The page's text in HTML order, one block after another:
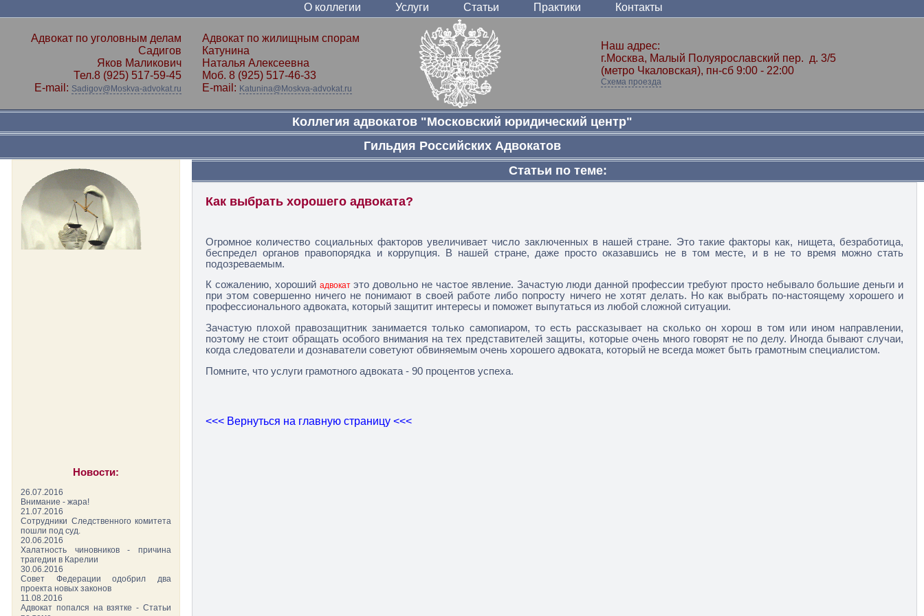
О коллегии Услуги Статьи Практики Контакты
Адвокат по уголовным делам
Садигов
Яков Маликович
Тел.8 (925) 517-59-45
E-mail: Sadigov@Moskva-advokat.ru
Адвокат по жилищным спорам
Катунина
Наталья Алексеевна
Моб. 8 (925) 517-46-33
E-mail: Katunina@Moskva-advokat.ru
Наш адрес:
г.Москва, Малый Полуярославский пер. д. 3/5
(метро Чкаловская), пн-сб 9:00 - 22:00
Схема проезда
Коллегия адвокатов "Московский юридический центр"
Гильдия Российских Адвокатов
Новости:
26.07.2016
Внимание - жара!
21.07.2016
Сотрудники Следственного комитета
пошли под суд.
20.06.2016
Халатность чиновников - причина
трагедии в Карелии
30.06.2016
Совет Федерации одобрил два
проекта новых законов
11.08.2016
Адвокат попался на взятке - Статьи
Статьи по теме:
Как выбрать хорошего адвоката?
Огромное количество социальных факторов увеличивает число заключенных в нашей стране. Это такие факторы как, нищета, безработица,
беспредел органов правопорядка и коррупция. В нашей стране, даже просто оказавшись не в том месте, и в не то время можно стать
подозреваемым.
К сожалению, хороший адвокатэто довольно не частое явление. Зачастую люди данной профессии требуют просто небывало большие деньги и
при этом совершенно ничего не понимают в своей работе либо попросту ничего не хотят делать. Но как выбрать по-настоящему хорошего и
профессионального адвоката, который защитит интересы и поможет выпутаться из любой сложной ситуации.
Зачастую плохой правозащитник занимается только самопиаром, то есть рассказывает на сколько он хорош в том или ином направлении,
поэтому не стоит обращать особого внимания на тех представителей защиты, которые очень много говорят не по делу. Иногда бывают случаи,
когда следователи и дознаватели советуют обвиняемым очень хорошего адвоката, который не всегда может быть грамотным специалистом.
Помните, что услуги грамотного адвоката - 90 процентов успеха.
<<< Вернуться на главную страницу <<<